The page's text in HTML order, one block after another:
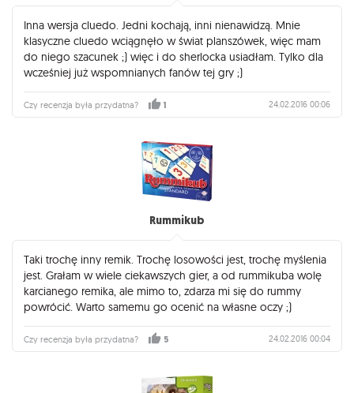
Inna wersja cluedo. Jedni kochają, inni nienawidzą. Mnie
klasyczne cluedo wciągnęło w świat planszówek, więc mam
do niego szacunek ;) więc i do sherlocka usiadłam. Tylko dla
wcześniej już wspomnianych fanów tej gry ;)
Czy recenzja była przydatna? 1 24.02.2016 00:06
Rummikub
Taki trochę inny remik. Trochę losowości jest, trochę myślenia
jest. Grałam w wiele ciekawszych gier, a od rummikuba wolę
karcianego remika, ale mimo to, zdarza mi się do rummy
powrócić. Warto samemu go ocenić na własne oczy ;)
Czy recenzja była przydatna? 5 24.02.2016 00:04